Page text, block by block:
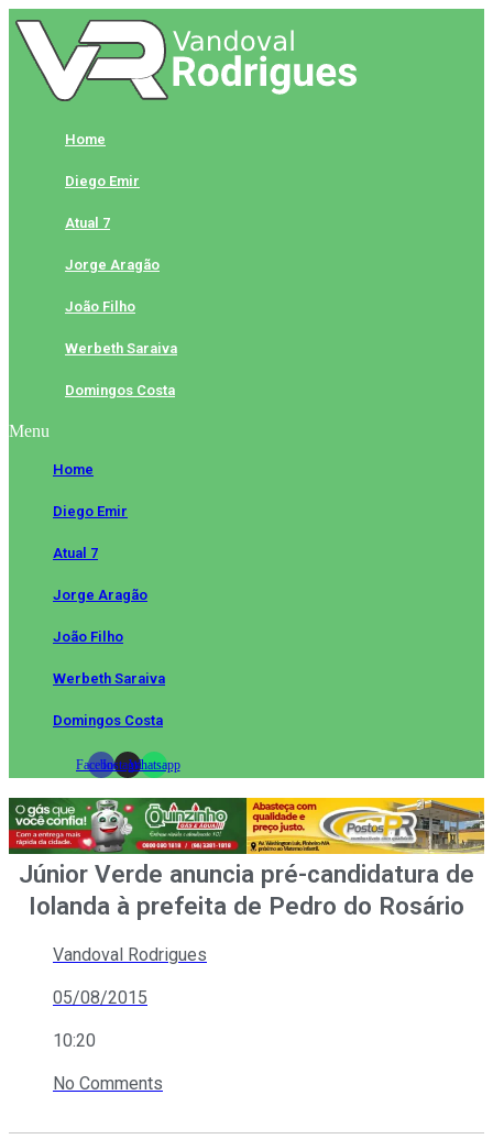
Skip
to
content
Home
Diego Emir
Atual 7
Jorge Aragão
João Filho
Werbeth Saraiva
Domingos Costa
Menu
Home
Diego Emir
Atual 7
Jorge Aragão
João Filho
Werbeth Saraiva
Domingos Costa
FacebookInstagramWhatsapp
Júnior Verde anuncia pré-candidatura de
Iolanda à prefeita de Pedro do Rosário
Vandoval Rodrigues
05/08/2015
10:20
No Comments